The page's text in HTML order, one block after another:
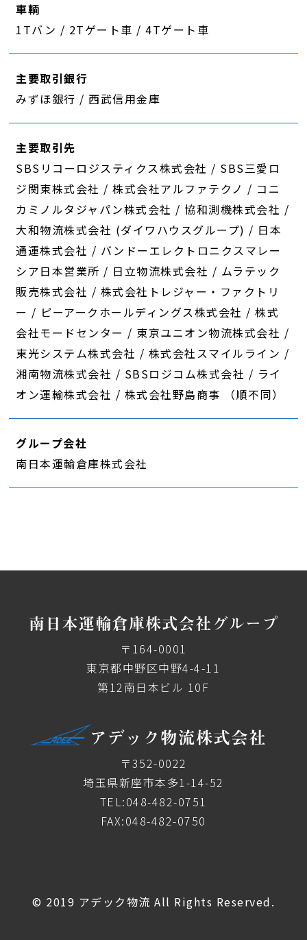
車輌
1Tバン / 2Tゲート車 / 4Tゲート車
主要取引銀行
みずほ銀行 / 西武信用金庫
主要取引先
SBSリコーロジスティクス株式会社 / SBS三愛ロ
ジ関東株式会社 / 株式会社アルファテクノ / コニ
カミノルタジャパン株式会社 / 協和測機株式会社 /
大和物流株式会社 (ダイワハウスグループ) / 日本
通運株式会社 / バンドーエレクトロニクスマレー
シア日本営業所 / 日立物流株式会社 / ムラテック
販売株式会社 / 株式会社トレジャー・ファクトリ
ー / ピーアークホールディングス株式会社 / 株式
会社モードセンター / 東京ユニオン物流株式会社 /
東光システム株式会社 / 株式会社スマイルライン /
湘南物流株式会社 / SBSロジコム株式会社 / ライ
オン運輸株式会社 / 株式会社野島商事 （順不同）
グループ会社
南日本運輸倉庫株式会社
〒164-0001
東京都中野区中野4-4-11
第12南日本ビル 10F
〒352-0022
埼玉県新座市本多1-14-52
TEL:048-482-0751
FAX:048-482-0750
© 2019 アデック物流 All Rights Reserved.